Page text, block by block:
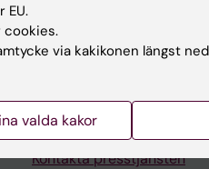
Universitetsbiblioteket
Stöd forskning och
Karolinska Institutet
Kontakta presstjänsten
EU.
cookies.
via kakikonen längst
valda kakor